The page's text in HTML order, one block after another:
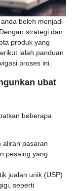
boleh menjadi
strategi dan
produk yang
ialah panduan
proses ini.
ubat
beberapa
aliran pasaran
pesaing yang
jualan unik (USP)
seperti